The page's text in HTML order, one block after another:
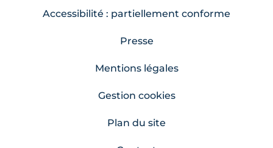
Accessibilité : partiellement conforme
Presse
Mentions légales
Gestion cookies
Plan du site